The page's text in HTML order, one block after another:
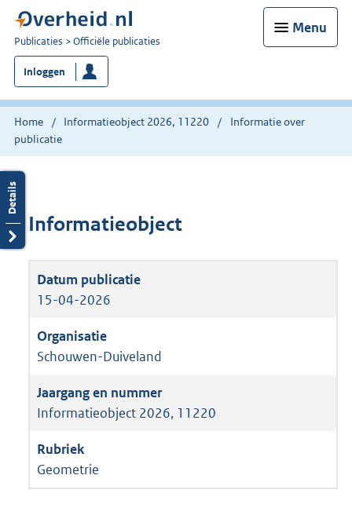
Menu
U
bent
nu
hier:
Publicaties Officiële publicaties
Inloggen
Home Informatieobject 2026, 11220
Informatie over
publicatie
Informatieobject
15-04-2026
Schouwen-Duiveland
Informatieobject 2026, 11220
Geometrie